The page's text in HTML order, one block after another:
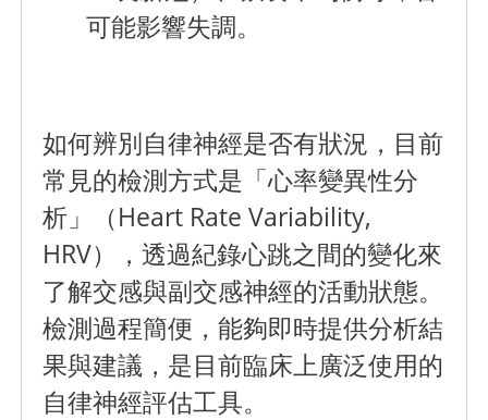
可能影響失調。
如何辨別自律神經是否有狀況，目前
常見的檢測方式是「心率變異性分
析」（Heart Rate Variability,
HRV），透過紀錄心跳之間的變化來
了解交感與副交感神經的活動狀態。
檢測過程簡便，能夠即時提供分析結
果與建議，是目前臨床上廣泛使用的
自律神經評估工具。